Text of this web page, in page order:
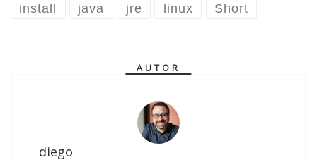
install java jre linux Short
AUTOR
diego